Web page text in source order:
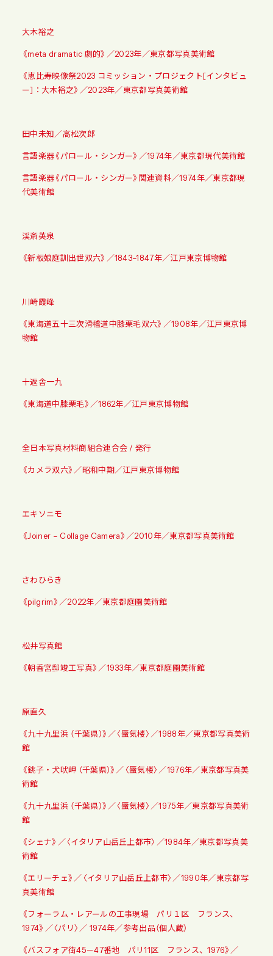
大木裕之
《meta dramatic 劇的》／2023年／東京都写真美術館
《恵比寿映像祭2023 コミッション・プロジェクト[インタビュ
ー]：大木裕之》／2023年／東京都写真美術館
田中未知／高松次郎
言語楽器《パロール・シンガー》／1974年／東京都現代美術館
言語楽器《パロール・シンガー》関連資料／1974年／東京都現
代美術館
渓斎英泉
《新板娘庭訓出世双六》／1843–1847年／江戸東京博物館
川崎霞峰
《東海道五十三次滑稽道中膝栗毛双六》／1908年／江戸東京博
物館
十返舎一九
《東海道中膝栗毛》／1862年／江戸東京博物館
全日本写真材料商組合連合会 / 発行
《カメラ双六》／昭和中期／江戸東京博物館
エキソニモ
《Joiner – Collage Camera》／2010年／東京都写真美術館
さわひらき
《pilgrim》／2022年／東京都庭園美術館
松井写真館
《朝香宮邸竣工写真》／1933年／東京都庭園美術館
原直久
《九十九里浜 （千葉県）》／〈蜃気楼〉／1988年／東京都写真美術
館
《銚子・犬吠岬 （千葉県）》／〈蜃気楼〉／1976年／東京都写真美
術館
《九十九里浜 （千葉県）》／〈蜃気楼〉／1975年／東京都写真美術
館
《シェナ》／〈イタリア山岳丘上都市〉／1984年／東京都写真美
術館
《エリーチェ》／〈イタリア山岳丘上都市〉／1990年／東京都写
真美術館
《フォーラム・レアールの工事現場 パリ１区 フランス、
1974》／〈パリ〉／ 1974年／参考出品（個人蔵）
《バスフォア街45－47番地 パリ11区 フランス、1976》／